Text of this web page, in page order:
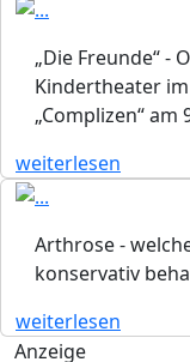
„Die Freunde“ -
Kindertheater
„Complizen“ am
weiterlesen
Arthrose -
konservativ
weiterlesen
Anzeige